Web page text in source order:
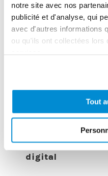
notre site avec nos
publicité et d'analyse, qui
avec d'autres informations
ou qu'ils ont collectées lors
Tout
graissage 1/4″
avec compteur
digital